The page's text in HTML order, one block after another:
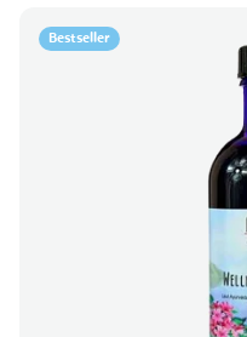
Bestseller